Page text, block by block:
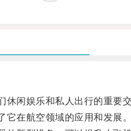
闲娱乐和私人出行的重要交
在航空领域的应用和发展。